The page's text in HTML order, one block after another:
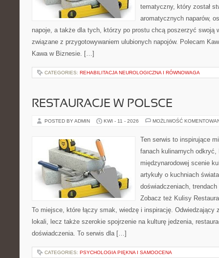
tematyczny, który został
aromatycznych naparów,
napoje, a także dla tych, którzy po prostu chcą poszerzyć swoją
związane z przygotowywaniem ulubionych napojów. Polecam
Kawa w Biznesie. […]
CATEGORIES: REHABILITACJA NEUROLOGICZNA I RÓWNOWAGA
RESTAURACJE W POLSCE
POSTED BY ADMIN KWI - 11 - 2026 MOŻLIWOŚĆ
Ten serwis to inspirujące
fanach kulinarnych
międzynarodowej scenie
artykuły o kuchniach
doświadczeniach,
Zobacz też Kulisy
To miejsce, które łączy smak, wiedzę i inspirację. Odwiedzający
lokali, lecz także szerokie spojrzenie na kulturę jedzenia,
doświadczenia. To serwis dla […]
CATEGORIES: PSYCHOLOGIA PIĘKNA I SAMOOCENA